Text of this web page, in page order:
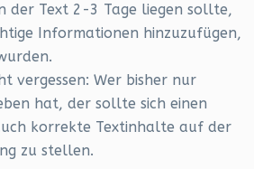
der Text 2-3 Tage liegen sollte,
Informationen hinzuzufügen,
vergessen: Wer bisher nur
hat, der sollte sich einen
korrekte Textinhalte auf der
zu stellen.